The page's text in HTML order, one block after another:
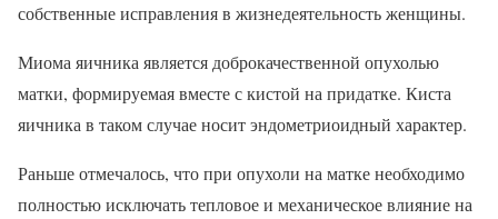
собственные исправления в жизнедеятельность женщины.
Миома яичника является доброкачественной опухолью
матки, формируемая вместе с кистой на придатке. Киста
яичника в таком случае носит эндометриоидный характер.
Раньше отмечалось, что при опухоли на матке необходимо
полностью исключать тепловое и механическое влияние на